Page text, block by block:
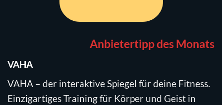
Anbietertipp des Monats
VAHA
VAHA – der interaktiveSpiegel für deine Fitness.
Einzigartiges Training für Körper und Geist in